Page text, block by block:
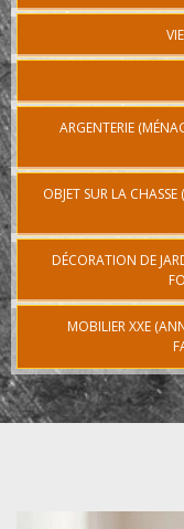
ARGENTERIE
OBJET SUR LA
DÉCORATION DE
MOBILIER XXE